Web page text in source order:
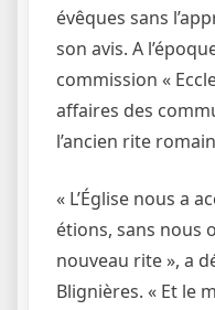
évêques sans
son avis. A
commission «
affaires des
l’ancien rite
« L’Église nous a
étions, sans nous
nouveau rite », a
Blignières. « Et le